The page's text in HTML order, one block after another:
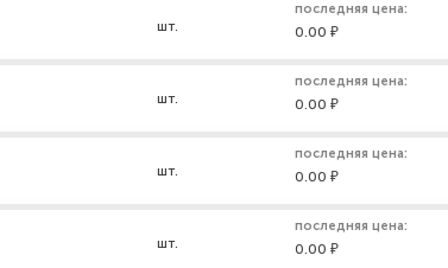
шт.
последняя цена:
0.00 ₽
шт.
последняя цена:
0.00 ₽
шт.
последняя цена:
0.00 ₽
шт.
последняя цена:
0.00 ₽